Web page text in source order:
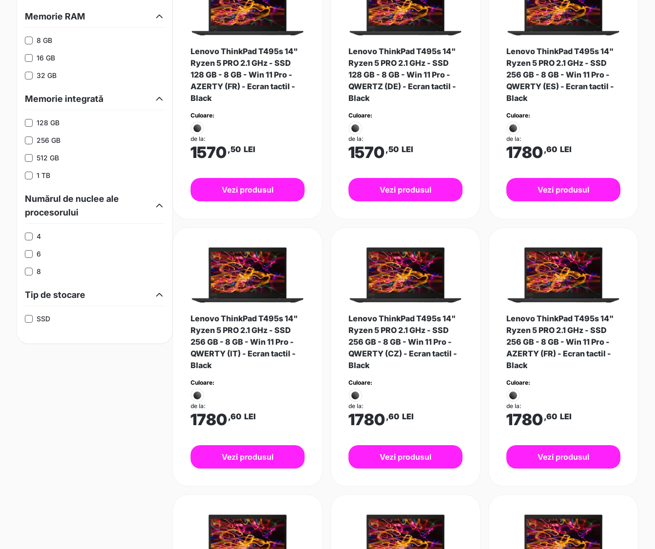
Memorie RAM
8 GB
16 GB
32 GB
Memorie integrată
128 GB
256 GB
512 GB
1 TB
Numărul de nuclee ale
procesorului
4
6
8
Tip de stocare
SSD
Lenovo ThinkPad T495s 14"
Ryzen 5 PRO 2.1 GHz - SSD
128 GB - 8 GB - Win 11 Pro -
AZERTY (FR) - Ecran tactil -
Black
Culoare:
de la:
1570,50 LEI
Vezi produsul
Lenovo ThinkPad T495s 14"
Ryzen 5 PRO 2.1 GHz - SSD
128 GB - 8 GB - Win 11 Pro -
QWERTZ (DE) - Ecran tactil -
Black
Culoare:
de la:
1570,50 LEI
Vezi produsul
Lenovo ThinkPad T495s 14"
Ryzen 5 PRO 2.1 GHz - SSD
256 GB - 8 GB - Win 11 Pro -
QWERTY (ES) - Ecran tactil -
Black
Culoare:
de la:
1780,60 LEI
Vezi produsul
Lenovo ThinkPad T495s 14"
Ryzen 5 PRO 2.1 GHz - SSD
256 GB - 8 GB - Win 11 Pro -
QWERTY (IT) - Ecran tactil -
Black
Culoare:
de la:
1780,60 LEI
Vezi produsul
Lenovo ThinkPad T495s 14"
Ryzen 5 PRO 2.1 GHz - SSD
256 GB - 8 GB - Win 11 Pro -
QWERTY (CZ) - Ecran tactil -
Black
Culoare:
de la:
1780,60 LEI
Vezi produsul
Lenovo ThinkPad T495s 14"
Ryzen 5 PRO 2.1 GHz - SSD
256 GB - 8 GB - Win 11 Pro -
AZERTY (FR) - Ecran tactil -
Black
Culoare:
de la:
1780,60 LEI
Vezi produsul